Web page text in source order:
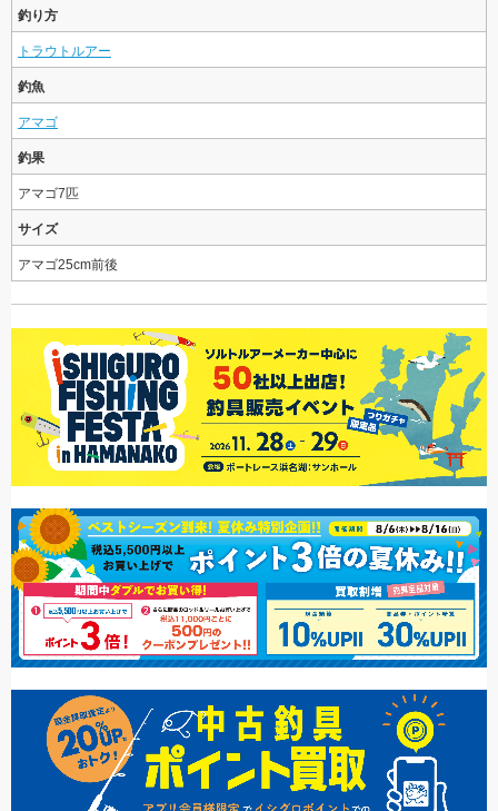
釣り方
トラウトルアー
釣魚
アマゴ
釣果
アマゴ7匹
サイズ
アマゴ25cm前後